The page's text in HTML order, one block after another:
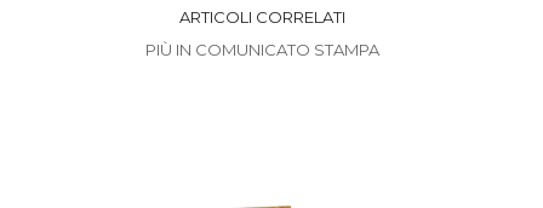
ARTICOLI CORRELATI
PIÙ IN COMUNICATO STAMPA